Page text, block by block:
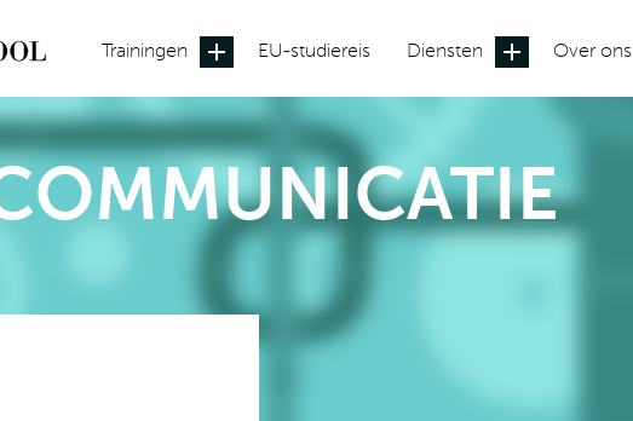
Trainingen EU-studiereis Diensten Over ons